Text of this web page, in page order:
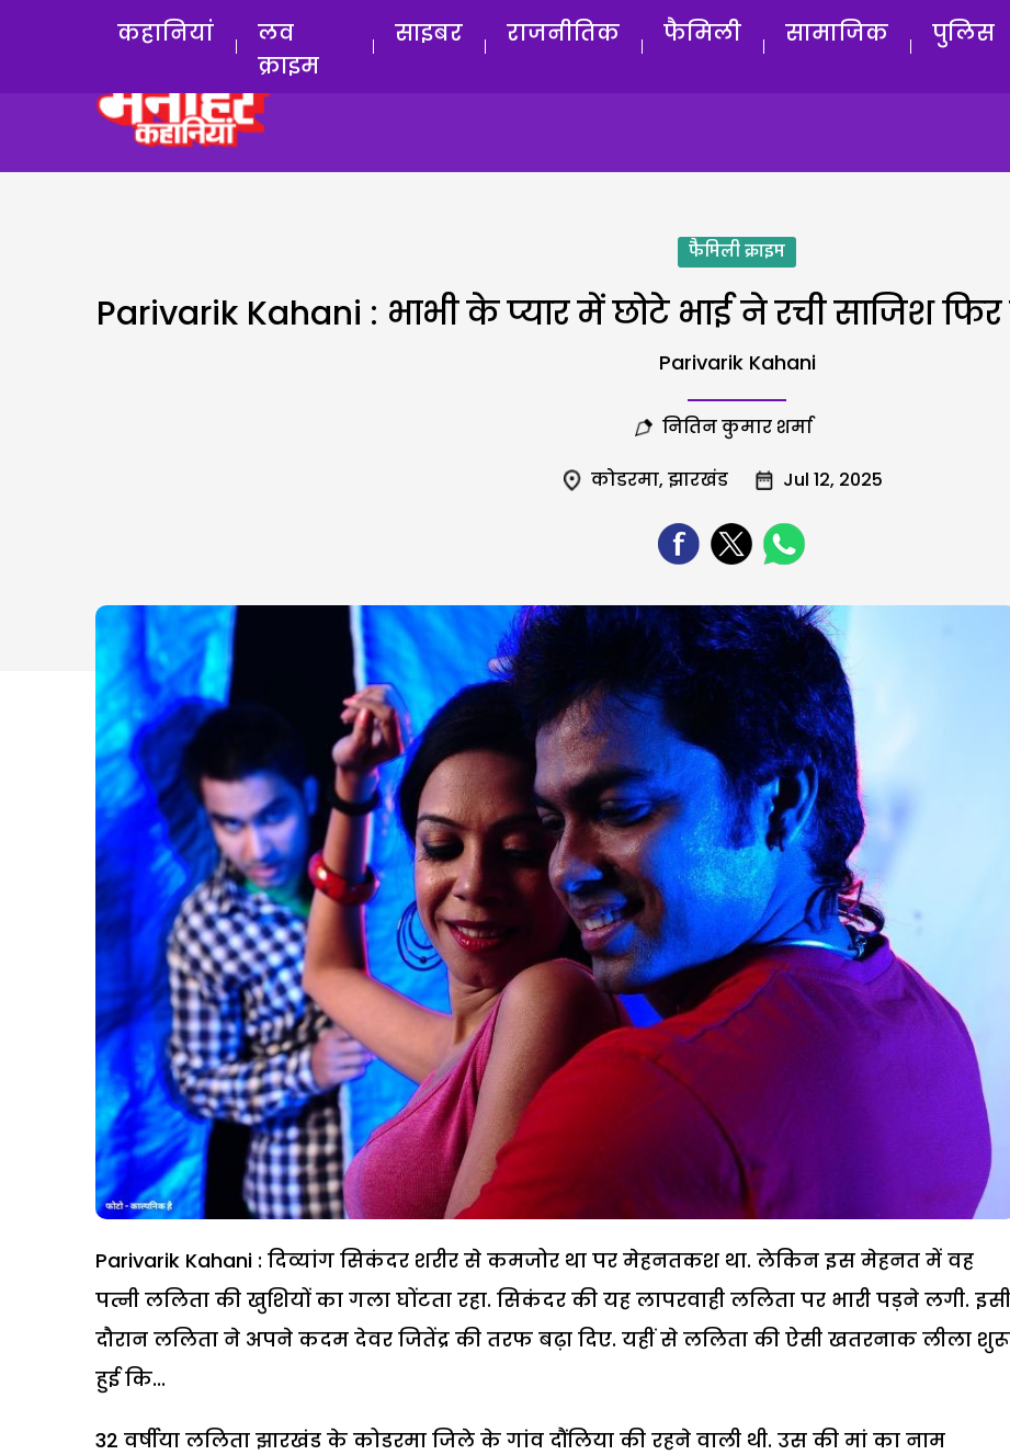
कहानियां
लव
क्राइम
साइबर राजनीतिक फैमिली सामाजिक पुलिस
फैमिली क्राइम
Parivarik Kahani : भाभी के प्यार में छोटे भाई ने रची साजिश
Parivarik Kahani
नितिन कुमार शर्मा
कोडरमा, झारखंड Jul 12, 2025
Parivarik Kahani : दिव्यांग सिकंदर शरीर से कमजोर था पर मेहनतकश था. लेकिन इस मेहनत में वह
पत्नी ललिता की खुशियों का गला घोंटता रहा. सिकंदर की यह लापरवाही ललिता पर भारी पड़ने लगी. इसी
दौरान ललिता ने अपने कदम देवर जितेंद्र की तरफ बढ़ा दिए. यहीं से ललिता की ऐसी खतरनाक लीला शुरू
हुई कि...
32 वर्षीया ललिता झारखंड के कोडरमा जिले के गांव दौंलिया की रहने वाली थी. उस की मां का नाम